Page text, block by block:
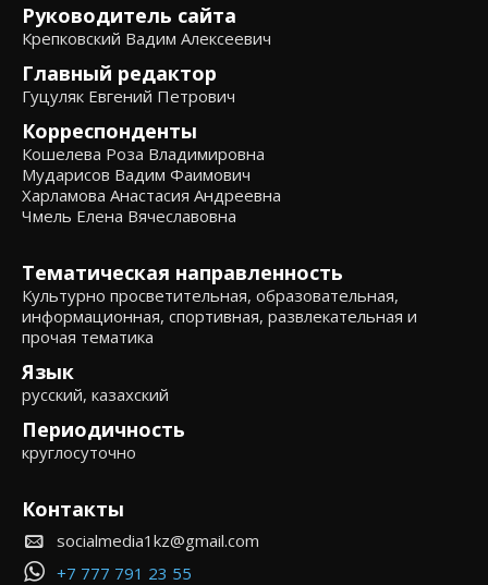
Руководитель сайта
Крепковский Вадим Алексеевич
Главный редактор
Гуцуляк Евгений Петрович
Корреспонденты
Кошелева Роза Владимировна
Мударисов Вадим Фаимович
Харламова Анастасия Андреевна
Чмель Елена Вячеславовна
Тематическая направленность
Культурно просветительная, образовательная,
информационная, спортивная, развлекательная и
прочая тематика
Язык
русский, казахский
Периодичность
круглосуточно
Контакты
socialmedia1kz@gmail.com
+7 777 791 23 55